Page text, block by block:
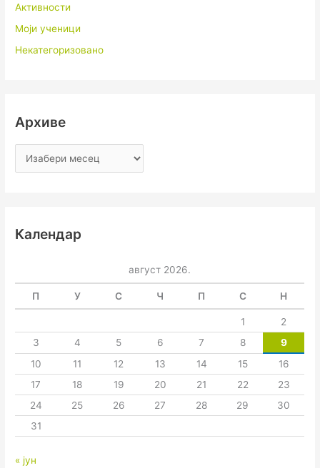
Активности
Моји ученици
Некатегоризовано
Архиве
Календар
август 2026.
П У С Ч П С Н
1
2
3
4 5 6 7 8
9
10
11 12 13 14 15
16
17
18 19 20 21 22
23
24
25 26 27 28 29
30
31
« јун